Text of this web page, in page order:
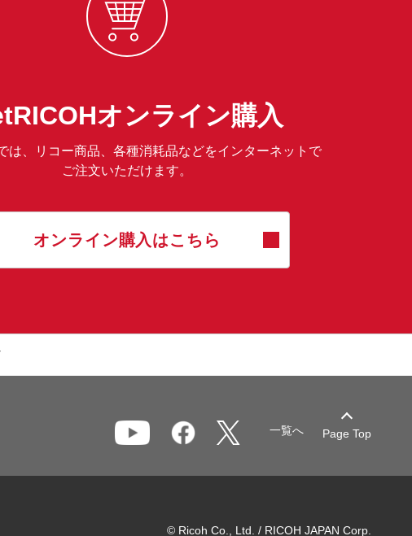
オンライン購入
は、リコー商品、各種消耗品などをインターネットで
ご注文いただけます。
オンライン購入はこちら
Page Top
一覧へ
© Ricoh Co., Ltd. / RICOH JAPAN Corp.